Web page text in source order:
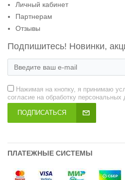
Личный кабинет
Партнерам
Отзывы
Подпишитесь! Новинки,
Нажимая на кнопку, я принимаю
согласие на обработку персональных
ПОДПИСАТЬСЯ
ПЛАТЕЖНЫЕ СИСТЕМЫ